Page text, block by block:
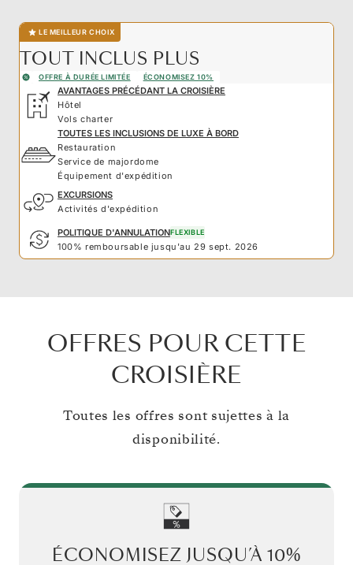
LE MEILLEUR CHOIX
TOUT INCLUS PLUS
OFFRE À DURÉE LIMITÉE ÉCONOMISEZ 10%
AVANTAGES PRÉCÉDANT LA CROISIÈRE
Hôtel
Vols charter
TOUTES LES INCLUSIONS DE LUXE À BORD
Restauration
Service de majordome
Équipement d'expédition
EXCURSIONS
Activités d'expédition
POLITIQUE D'ANNULATIONFLEXIBLE
100% remboursable jusqu'au 29 sept. 2026
OFFRES POUR CETTE
CROISIÈRE
Toutes les offres sont sujettes à la
disponibilité.
ÉCONOMISEZ JUSQU’À 10%